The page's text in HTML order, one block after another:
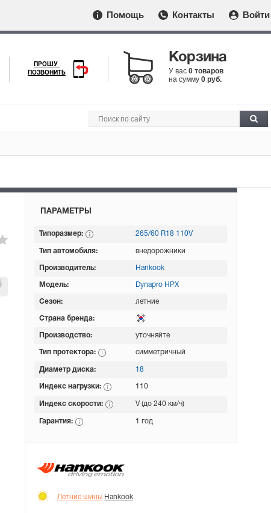
Помощь Контакты Войти
ПРОШУ
ПОЗВОНИТЬ
Корзина
У вас 0 товаров
на сумму 0 руб.
ПАРАМЕТРЫ
Типоразмер: 265/60 R18 110V
Тип автомобиля: внедорожники
Производитель: Hankook
Модель: Dynapro HPX
Сезон: летние
Страна бренда:
Производство: уточняйте
Тип протектора: симметричный
Диаметр диска: 18
Индекс нагрузки: 110
Индекс скорости: V (до 240 км/ч)
Гарантия: 1 год
Летние шины Hankook